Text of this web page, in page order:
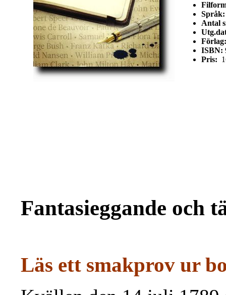
Språk:
Antal
Förlag:
ISBN:
Pris:
Fantasieggande och
Läs ett smakprov ur